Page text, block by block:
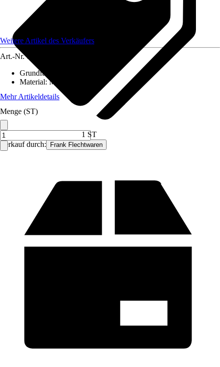
Verkauf durch: Frank Flechtwaren
Weitere Artikel des Verkäufers
Art.-Nr. 12584009
Grundfarbe
Material:Metall
Mehr Artikeldetails
Menge (ST)
1 ST